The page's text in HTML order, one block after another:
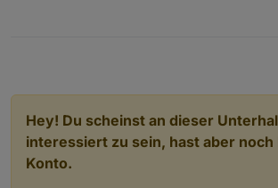
Hey! Du scheinst an dieser
interessiert zu sein, hast aber noch
Konto.